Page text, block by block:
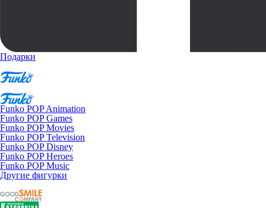
Подарки
Funko POP Animation
Funko POP Games
Funko POP Movies
Funko POP Television
Funko POP Disney
Funko POP Heroes
Funko POP Music
Другие фигурки